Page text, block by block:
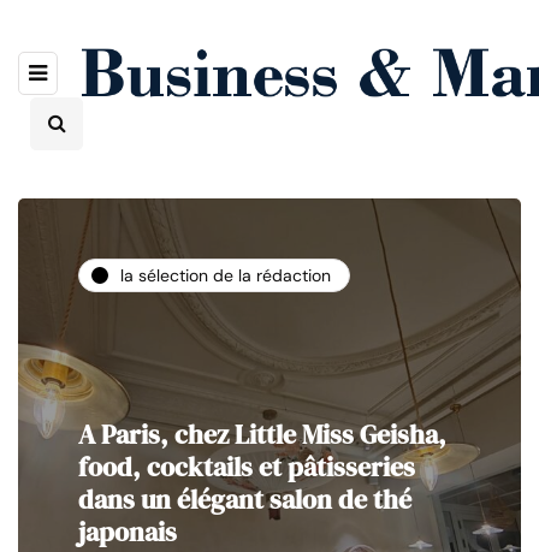
la sélection de la rédaction
A Paris, chez Little Miss Geisha,
food, cocktails et pâtisseries
dans un élégant salon de thé
japonais